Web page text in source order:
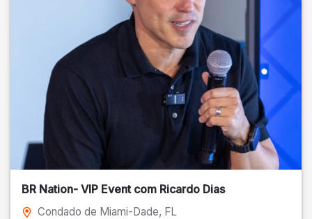
BR Nation- VIP Event com Ricardo Dias
Condado de Miami-Dade, FL